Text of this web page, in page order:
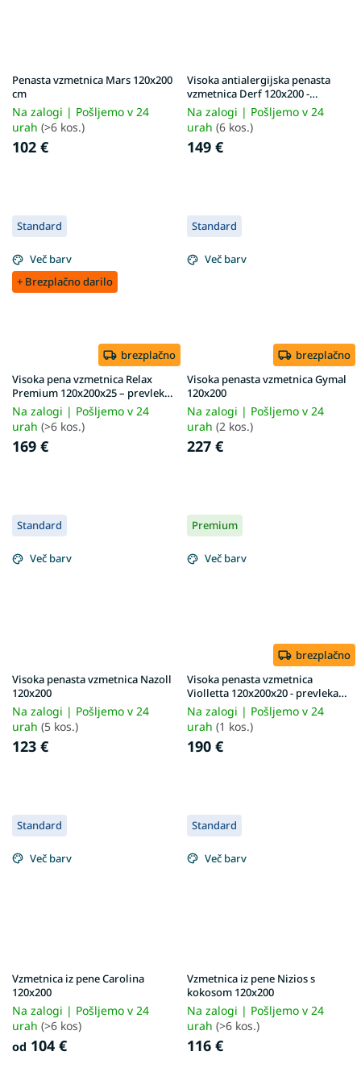
Penasta vzmetnica Mars 120x200
cm
Na zalogi | Pošljemo v 24
urah (>6 kos.)
102 €
Visoka antialergijska penasta
vzmetnica Derf 120x200 -
prevleka Aloe Vera
Na zalogi | Pošljemo v 24
urah (6 kos.)
149 €
Standard
Več barv
+ Brezplačno darilo
brezplačno
Visoka pena vzmetnica Relax
Premium 120x200x25 – prevleka
Lavender
Na zalogi | Pošljemo v 24
urah (>6 kos.)
169 €
Standard
Več barv
brezplačno
Visoka penasta vzmetnica Gymal
120x200
Na zalogi | Pošljemo v 24
urah (2 kos.)
227 €
Standard
Več barv
Visoka penasta vzmetnica Nazoll
120x200
Na zalogi | Pošljemo v 24
urah (5 kos.)
123 €
Premium
Več barv
brezplačno
Visoka penasta vzmetnica
Violletta 120x200x20 - prevleka
Lavender
Na zalogi | Pošljemo v 24
urah (1 kos.)
190 €
Standard
Več barv
Vzmetnica iz pene Carolina
120x200
Na zalogi | Pošljemo v 24
urah (>6 kos)
od 104 €
Standard
Več barv
Vzmetnica iz pene Nizios s
kokosom 120x200
Na zalogi | Pošljemo v 24
urah (>6 kos.)
116 €